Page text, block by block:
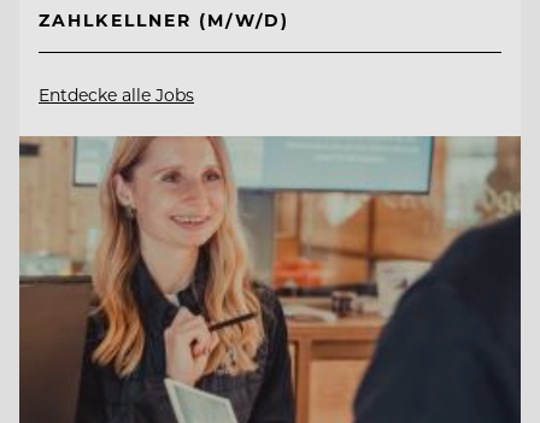
ZAHLKELLNER (M/W/D)
Entdecke alle Jobs